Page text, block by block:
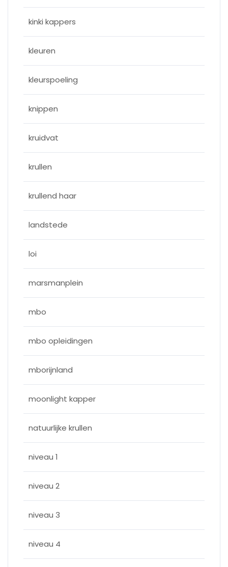
kinki kappers
kleuren
kleurspoeling
knippen
kruidvat
krullen
krullend haar
landstede
loi
marsmanplein
mbo
mbo opleidingen
mborijnland
moonlight kapper
natuurlijke krullen
niveau 1
niveau 2
niveau 3
niveau 4